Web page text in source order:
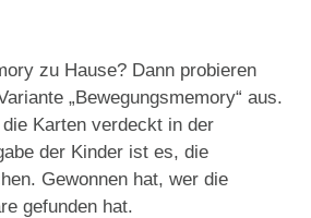
zu Hause? Dann probieren
„Bewegungsmemory“ aus.
Karten verdeckt in der
der Kinder ist es, die
Gewonnen hat, wer die
gefunden hat.